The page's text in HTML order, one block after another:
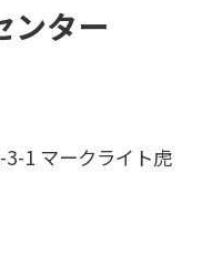
ンター
1 マークライト虎